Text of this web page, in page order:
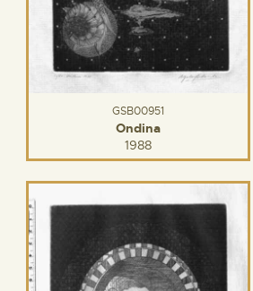
GSB00951
Ondina
1988